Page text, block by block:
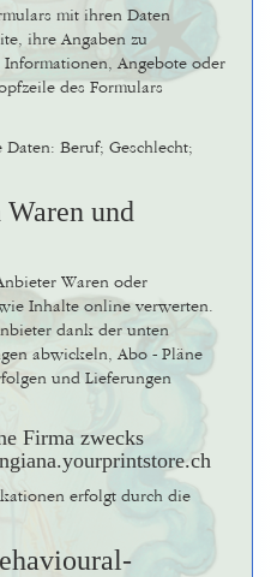
mit ihren Daten
ihre Angaben zu
Angebote oder
des Formulars
Beruf; Geschlecht;
und
Waren oder
Inhalte online verwerten.
dank der unten
abwickeln, Abo - Pläne
und Lieferungen
Firma zwecks
erfolgt durch die